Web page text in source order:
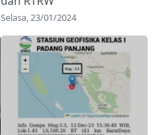
Selasa, 23/01/2024